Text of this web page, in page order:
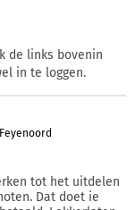
de links bovenin
in te loggen.
tot het uitdelen
Dat doet ie